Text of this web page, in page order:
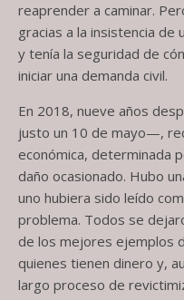
reaprender a caminar.
gracias a la insistencia
y tenía la seguridad de
iniciar una demanda civil.
En 2018, nueve años
justo un 10 de mayo—,
económica, determinada
daño ocasionado. Hubo
uno hubiera sido leído
problema. Todos se
de los mejores ejemplos
quienes tienen dinero y,
largo proceso de